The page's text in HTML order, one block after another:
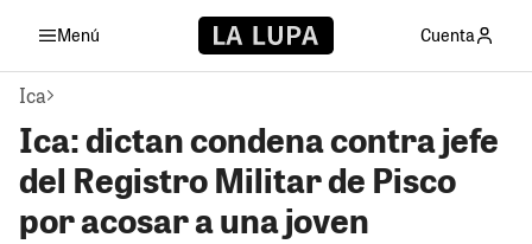
Menú Cuenta
Ica
Ica: dictan condena contra jefe
del Registro Militar de Pisco
por acosar a una joven